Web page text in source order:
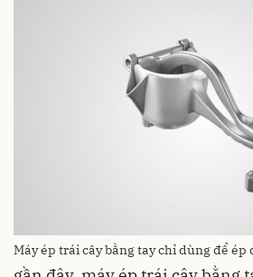
Máy ép trái cây bằng tay chỉ dùng để ép